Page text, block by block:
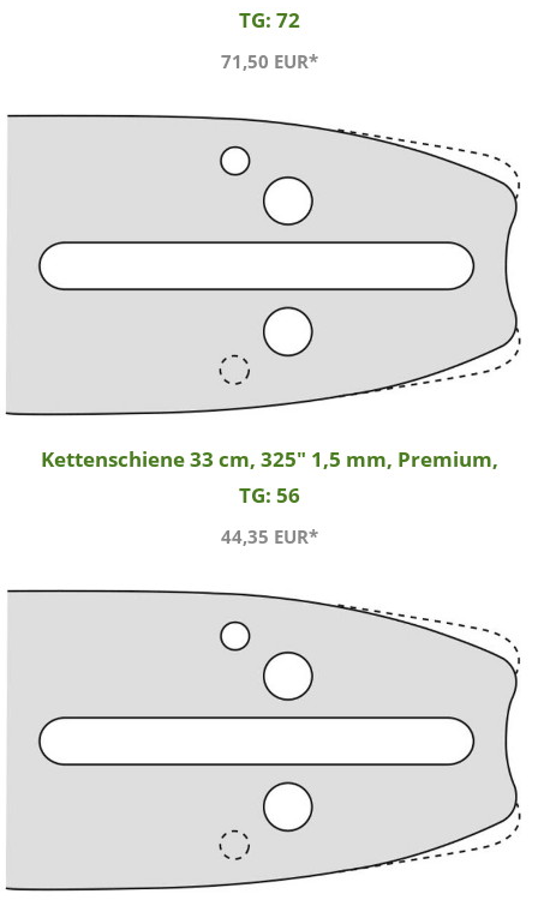
TG: 72
71,50 EUR*
Kettenschiene 33 cm, 325" 1,5 mm, Premium,
TG: 56
44,35 EUR*